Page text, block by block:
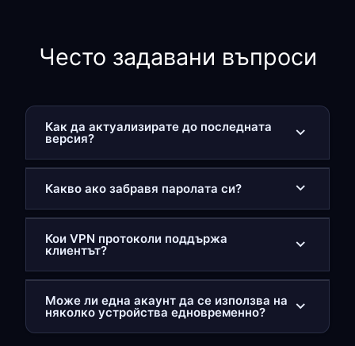
Често задавани въпроси
Как да актуализирате до последната
версия?
Какво ако забравя паролата си?
Кои VPN протоколи поддържа
клиентът?
Може ли една акаунт да се използва на
няколко устройства едновременно?